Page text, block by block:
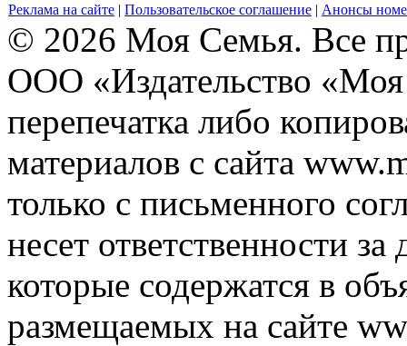
Реклама на сайте | Пользовательское соглашение | Анонсы
© 2026 Моя Семья. Все
ООО «Издательство
перепечатка либо
материалов с сайта
только с письменного
несет ответственности
которые содержатся в
размещаемых на сайте